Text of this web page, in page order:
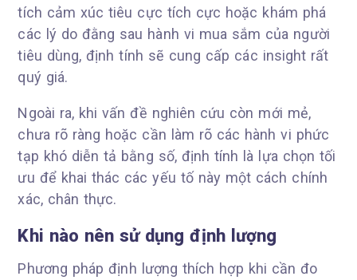
tích cảm xúc tiêu cực tích cực hoặc khám phá
các lý do đằng sau hành vi mua sắm của người
tiêu dùng, định tính sẽ cung cấp các insight rất
quý giá.
Ngoài ra, khi vấn đề nghiên cứu còn mới mẻ,
chưa rõ ràng hoặc cần làm rõ các hành vi phức
tạp khó diễn tả bằng số, định tính là lựa chọn tối
ưu để khai thác các yếu tố này một cách chính
xác, chân thực.
Khi nào nên sử dụng định lượng
Phương pháp định lượng thích hợp khi cần đo